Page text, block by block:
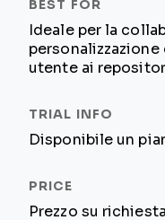
Ideale per la
utente ai
Disponibile un
Prezzo su richiesta